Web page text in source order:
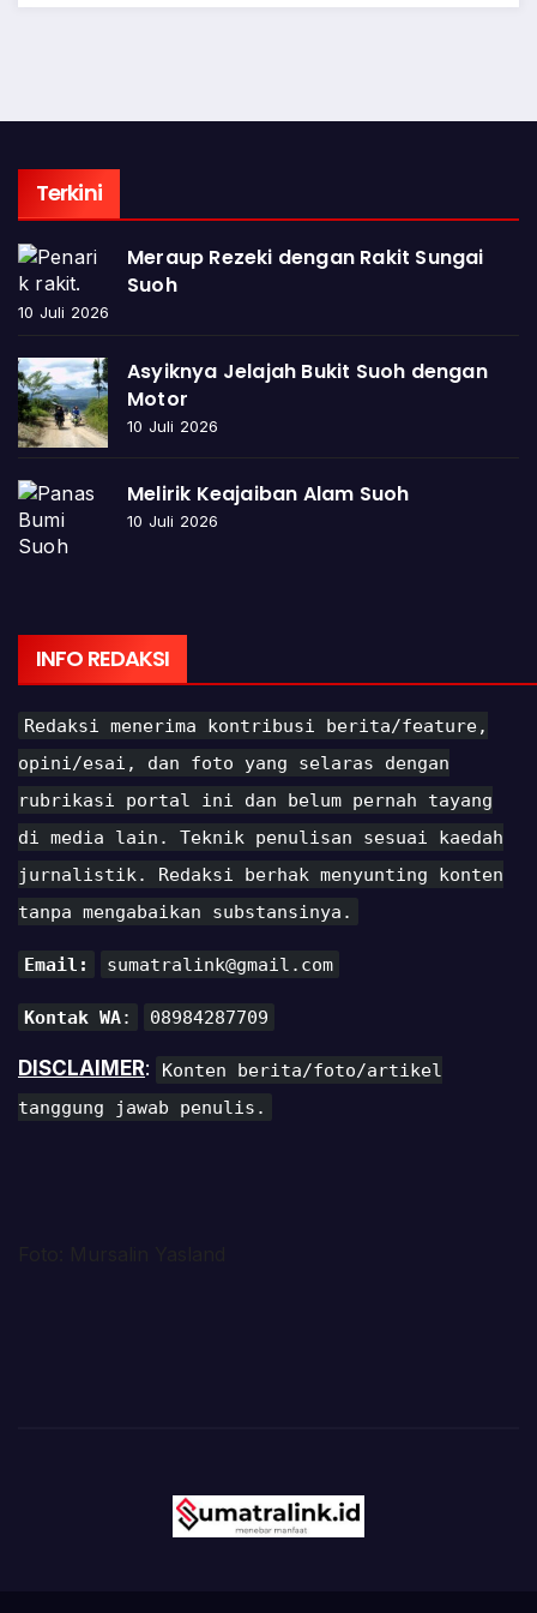
Terkini
Meraup Rezeki dengan Rakit Sungai
Suoh
10 Juli 2026
Asyiknya Jelajah Bukit Suoh dengan
Motor
10 Juli 2026
Melirik Keajaiban Alam Suoh
10 Juli 2026
INFO REDAKSI
Redaksi menerima kontribusi berita/feature,
opini/esai, dan foto yang selaras dengan
rubrikasi portal ini dan belum pernah tayang
di media lain. Teknik penulisan sesuai kaedah
jurnalistik. Redaksi berhak menyunting konten
tanpa mengabaikan substansinya.
Email: sumatralink@gmail.com
Kontak WA: 08984287709
DISCLAIMER:
Konten berita/foto/artikel
tanggung jawab penulis.